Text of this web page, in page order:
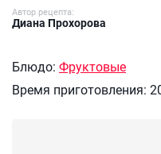
Автор рецепта:
Диана Прохорова
Блюдо: Фруктовые
Время приготовления: